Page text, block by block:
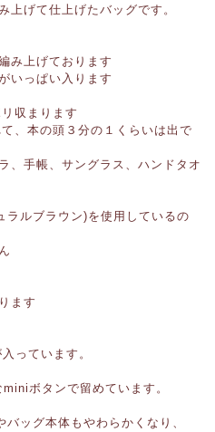
上げて仕上げたバッグです。
み上げております
いっぱい入ります
収まります
、本の頭３分の１くらいは出で
、手帳、サングラス、ハンドタオ
ラルブラウン)を使用しているの
ます
っています。
ボタンで留めています。
ッグ本体もやわらかくなり、